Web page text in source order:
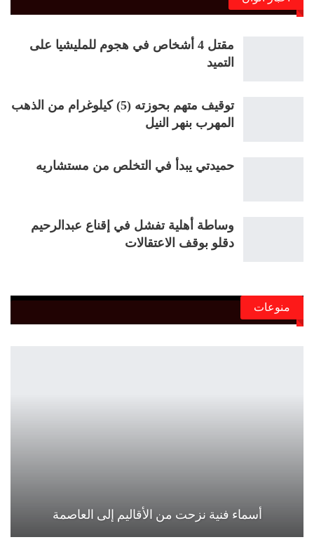
مقتل 4 أشخاص في هجوم للمليشيا على
التميد
توقيف متهم بحوزته (5) كيلوغرام من الذهب
المهرب بنهر النيل
حميدتي يبدأ في التخلص من مستشاريه
وساطة أهلية تفشل في إقناع عبدالرحيم
دقلو بوقف الاعتقالات
منوعات
أسماء فنية نزحت من الأقاليم إلى العاصمة